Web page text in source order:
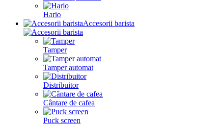
Hario
Accesorii barista
Tamper
Tamper automat
Distribuitor
Cântare de cafea
Puck screen